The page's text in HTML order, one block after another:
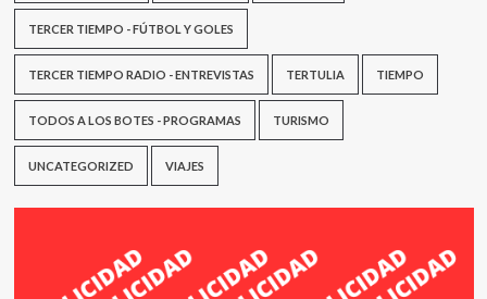
TERCER TIEMPO - FÚTBOL Y GOLES
TERCER TIEMPO RADIO - ENTREVISTAS TERTULIA TIEMPO
TODOS A LOS BOTES - PROGRAMAS TURISMO
UNCATEGORIZED VIAJES